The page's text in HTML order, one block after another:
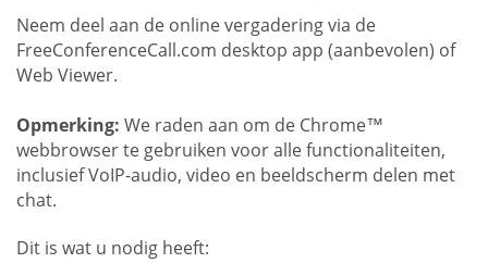
Neem deel aan de online vergadering via de
FreeConferenceCall.com desktop app (aanbevolen) of
Web Viewer.
Opmerking: We raden aan om de Chrome™
webbrowser te gebruiken voor alle functionaliteiten,
inclusief VoIP-audio, video en beeldscherm delen met
chat.
Dit is wat u nodig heeft: